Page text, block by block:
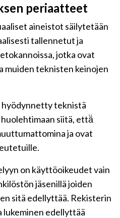
periaatteet
aineistot säilytetään
tallennetut ja
jotka ovat
muiden teknisten keinojen
hyödynnetty teknistä
siitä, että̈
ja ovat
on käyttöoikeudet vain
jäsenillä joiden
sitä edellyttää. Rekisterin
lukeminen edellyttää